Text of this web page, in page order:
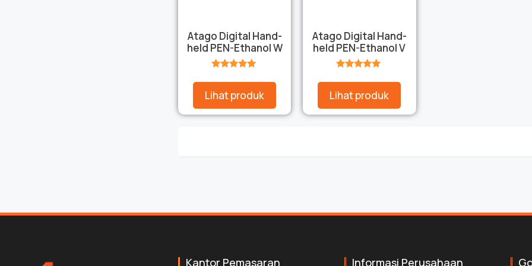
Atago Digital Hand-
held PEN-Ethanol W
Lihat produk
Atago Digital Hand-
held PEN-Ethanol V
Lihat produk
Kantor Pemasaran Informasi Perusahaan